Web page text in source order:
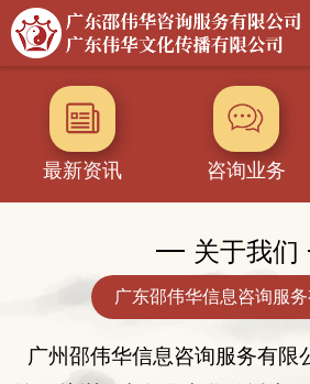
最新资讯 咨询业务
关于我们
广东邵伟华信息咨询服务
广州邵伟华信息咨询服务有限